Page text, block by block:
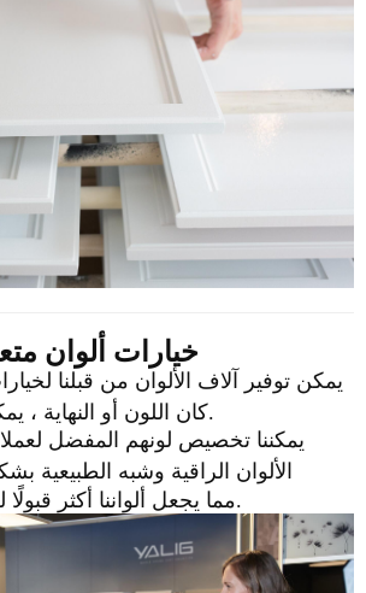
8. خيارات ألوان
يمكن توفير آلاف الألوان من قبلنا
يمكننا تخصيص لونهم المفضل
الألوان الراقية وشبه الطبيعية